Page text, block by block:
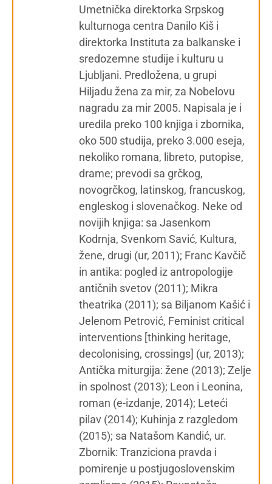
Umetnička direktorka Srpskog
kulturnoga centra Danilo Kiš i
direktorka Instituta za balkanske i
sredozemne studije i kulturu u
Ljubljani. Predložena, u grupi
Hiljadu žena za mir, za Nobelovu
nagradu za mir 2005. Napisala je i
uredila preko 100 knjiga i zbornika,
oko 500 studija, preko 3.000 eseja,
nekoliko romana, libreto, putopise,
drame; prevodi sa grčkog,
novogrčkog, latinskog, francuskog,
engleskog i slovenačkog. Neke od
novijih knjiga: sa Jasenkom
Kodrnja, Svenkom Savić, Kultura,
žene, drugi (ur, 2011); Franc Kavčič
in antika: pogled iz antropologije
antičnih svetov (2011); Mikra
theatrika (2011); sa Biljanom Kašić i
Jelenom Petrović, Feminist critical
interventions [thinking heritage,
decolonising, crossings] (ur, 2013);
Antička miturgija: žene (2013); Zelje
in spolnost (2013); Leon i Leonina,
roman (e-izdanje, 2014); Leteći
pilav (2014); Kuhinja z razgledom
(2015); sa Natašom Kandić, ur.
Zbornik: Tranziciona pravda i
pomirenje u postjugoslovenskim